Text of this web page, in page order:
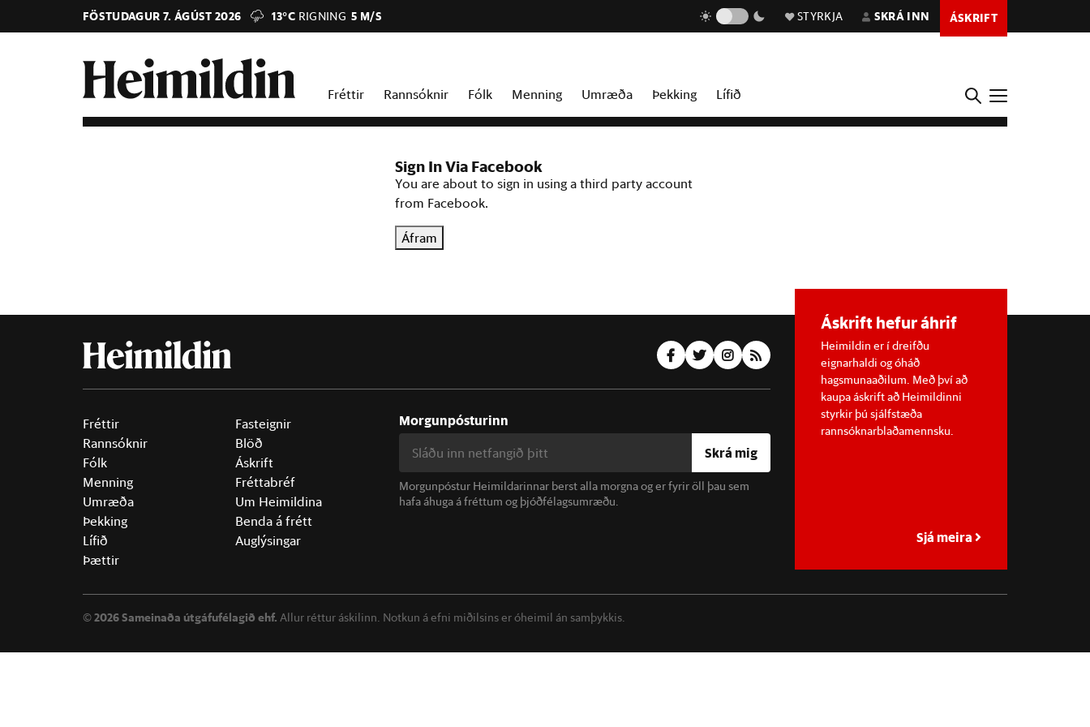
FÖSTUDAGUR 7. ÁGÚST 2026 13°C RIGNING 5 M/S STYRKJA SKRÁ INN ÁSKRIFT
Fréttir Rannsóknir Fólk Menning Umræða Þekking Lífið
Sign In Via Facebook
You are about to sign in using a third party account
from Facebook.
Áfram
Fréttir
Rannsóknir
Fólk
Menning
Umræða
Þekking
Lífið
Þættir
Fasteignir
Blöð
Áskrift
Fréttabréf
Um Heimildina
Benda á frétt
Auglýsingar
Morgunpósturinn
Skrá mig
Morgunpóstur Heimildarinnar berst alla morgna og er fyrir öll þau sem
hafa áhuga á fréttum og þjóðfélagsumræðu.
Áskrift hefur áhrif
Heimildin er í dreifðu
eignarhaldi og óháð
hagsmunaaðilum. Með því að
kaupa áskrift að Heimildinni
styrkir þú sjálfstæða
rannsóknarblaðamennsku.
Sjá meira
©2026 Sameinaða útgáfufélagið ehf. Allur réttur áskilinn. Notkun á efni miðilsins er óheimil án samþykkis.